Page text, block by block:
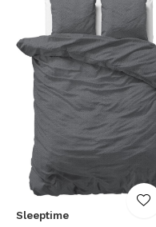
Sleeptime